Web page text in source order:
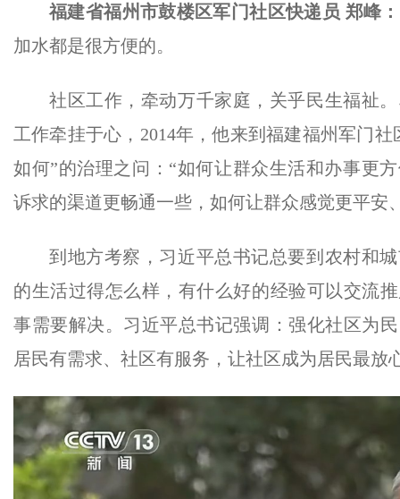
福建省福州市鼓楼区军门社区快递员 郑峰：
加水都是很方便的。
社区工作，牵动万千家庭，关乎民生福祉
工作牵挂于心，2014年，他来到福建福州军门
如何”的治理之问：“如何让群众生活和办事更
诉求的渠道更畅通一些，如何让群众感觉更平安
到地方考察，习近平总书记总要到农村和
的生活过得怎么样，有什么好的经验可以交流
事需要解决。习近平总书记强调：强化社区为
居民有需求、社区有服务，让社区成为居民最放